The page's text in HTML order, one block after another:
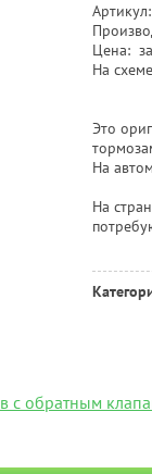
Цена:
На
Это
На
На
с обратным